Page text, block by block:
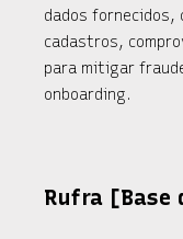
dados fornecidos,
cadastros,
para mitigar
onboarding.
Rufra [Base